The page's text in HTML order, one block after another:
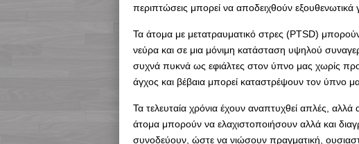
περιπτώσεις μπορεί να αποδειχθούν εξουθενωτικά
Τα άτομα με μετατραυματικό στρες (PTSD)
νεύρα και σε μια μόνιμη κατάσταση υψηλού
συχνά πυκνά ως εφιάλτες στον ύπνο μας χωρίς
άγχος και βέβαια μπορεί καταστρέψουν τον ύπνο
Τα τελευταία χρόνια έχουν αναπτυχθεί απλές,
άτομα μπορούν να ελαχιστοποιήσουν αλλά και
συνοδεύουν, ώστε να νιώσουν πραγματική,